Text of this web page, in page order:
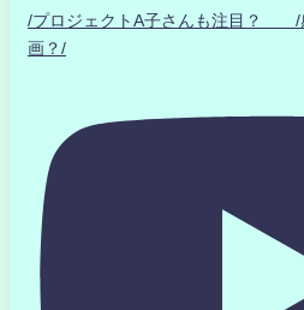
/プロジェクトA子さんも注目？ /
画？/